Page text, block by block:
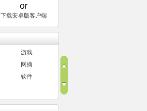
or
下载安卓版客户端
游戏
网摘
软件